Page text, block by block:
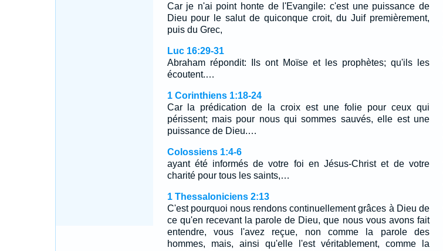
Car je n'ai point honte de l'Evangile: c'est une puissance de
Dieu pour le salut de quiconque croit, du Juif premièrement,
puis du Grec,
Luc 16:29-31
Abraham répondit: Ils ont Moïse et les prophètes; qu'ils les
écoutent.…
1 Corinthiens 1:18-24
Car la prédication de la croix est une folie pour ceux qui
périssent; mais pour nous qui sommes sauvés, elle est une
puissance de Dieu.…
Colossiens 1:4-6
ayant été informés de votre foi en Jésus-Christ et de votre
charité pour tous les saints,…
1 Thessaloniciens 2:13
C'est pourquoi nous rendons continuellement grâces à Dieu de
ce qu'en recevant la parole de Dieu, que nous vous avons fait
entendre, vous l'avez reçue, non comme la parole des
hommes, mais, ainsi qu'elle l'est véritablement, comme la